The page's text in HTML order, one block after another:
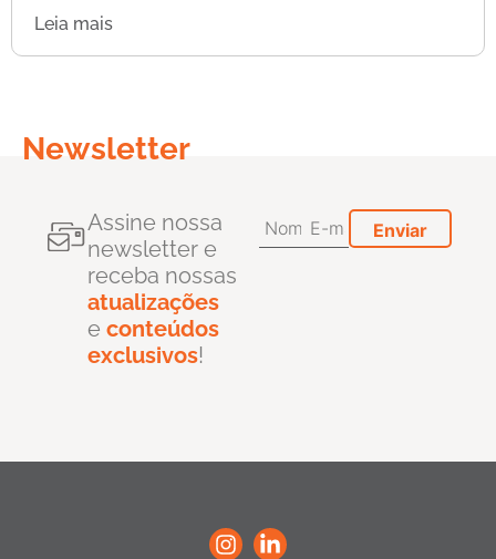
Leia mais
Newsletter
Assine nossa
newsletter e
receba nossas
atualizações
e conteúdos
exclusivos!